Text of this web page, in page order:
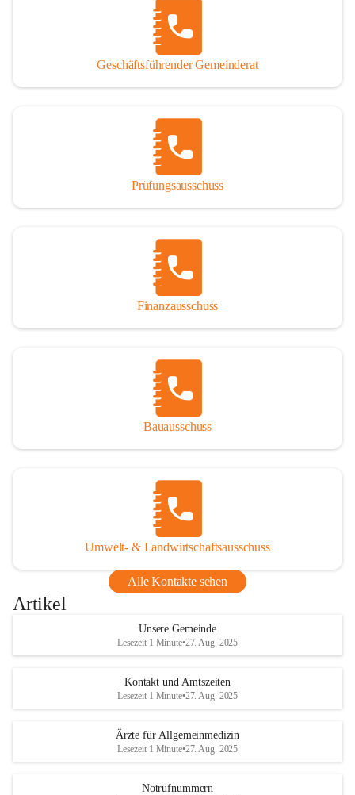
Geschäftsführender Gemeinderat
Prüfungsausschuss
Finanzausschuss
Bauausschuss
Umwelt- & Landwirtschaftsausschuss
Alle Kontakte sehen
Artikel
Unsere Gemeinde
Lesezeit 1 Minute•27. Aug. 2025
Kontakt und Amtszeiten
Lesezeit 1 Minute•27. Aug. 2025
Ärzte für Allgemeinmedizin
Lesezeit 1 Minute•27. Aug. 2025
Notrufnummern